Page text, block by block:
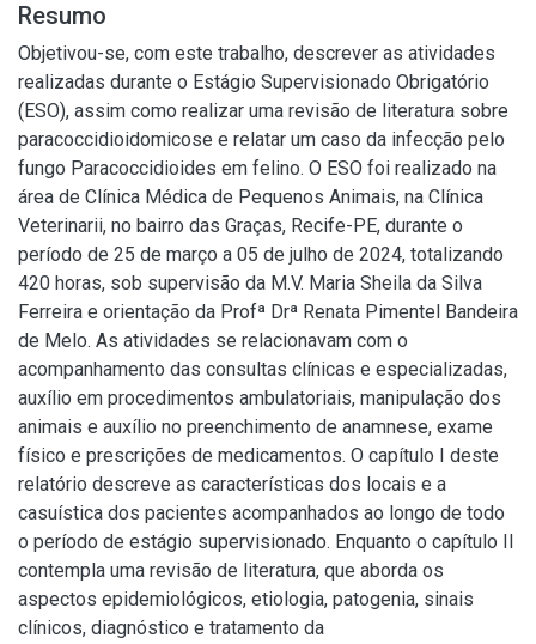
Resumo
Objetivou-se, com este trabalho, descrever as atividades
realizadas durante o Estágio Supervisionado Obrigatório
(ESO), assim como realizar uma revisão de literatura sobre
paracoccidioidomicose e relatar um caso da infecção pelo
fungo Paracoccidioides em felino. O ESO foi realizado na
área de Clínica Médica de Pequenos Animais, na Clínica
Veterinarii, no bairro das Graças, Recife-PE, durante o
período de 25 de março a 05 de julho de 2024, totalizando
420 horas, sob supervisão da M.V. Maria Sheila da Silva
Ferreira e orientação da Profª Drª Renata Pimentel Bandeira
de Melo. As atividades se relacionavam com o
acompanhamento das consultas clínicas e especializadas,
auxílio em procedimentos ambulatoriais, manipulação dos
animais e auxílio no preenchimento de anamnese, exame
físico e prescrições de medicamentos. O capítulo I deste
relatório descreve as características dos locais e a
casuística dos pacientes acompanhados ao longo de todo
o período de estágio supervisionado. Enquanto o capítulo II
contempla uma revisão de literatura, que aborda os
aspectos epidemiológicos, etiologia, patogenia, sinais
clínicos, diagnóstico e tratamento da